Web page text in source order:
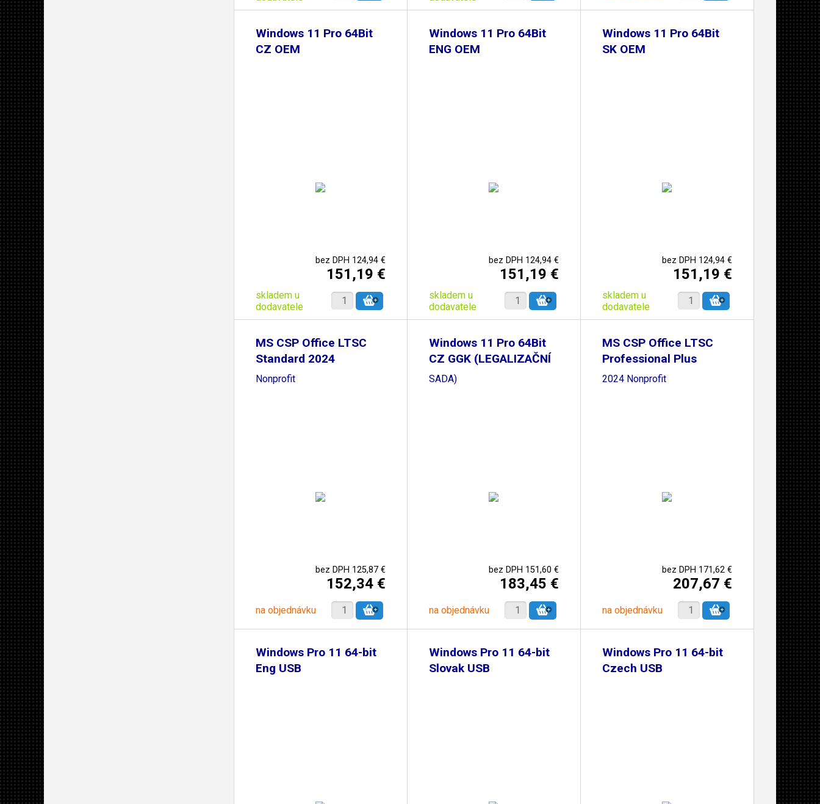
Windows 11 Pro 64Bit
CZ OEM
bez DPH 124,94 €
151,19 €
skladem u
dodavatele
Windows 11 Pro 64Bit
ENG OEM
bez DPH 124,94 €
151,19 €
skladem u
dodavatele
Windows 11 Pro 64Bit
SK OEM
bez DPH 124,94 €
151,19 €
skladem u
dodavatele
MS CSP Office LTSC
Standard 2024
Nonprofit
bez DPH 125,87 €
152,34 €
na objednávku
Windows 11 Pro 64Bit
CZ GGK (LEGALIZAČNÍ
SADA)
bez DPH 151,60 €
183,45 €
na objednávku
MS CSP Office LTSC
Professional Plus
2024 Nonprofit
bez DPH 171,62 €
207,67 €
na objednávku
Windows Pro 11 64-bit
Eng USB
Windows Pro 11 64-bit
Slovak USB
Windows Pro 11 64-bit
Czech USB